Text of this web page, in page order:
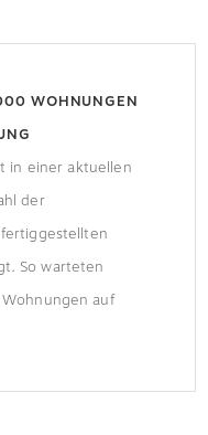
WOHNUNGEN
in einer aktuellen
der
So warteten
auf
Steigende
Politik und